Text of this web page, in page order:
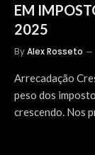
EM
2025
ByAlex Rosseto
Arrecadação
peso dos
crescendo. Nos